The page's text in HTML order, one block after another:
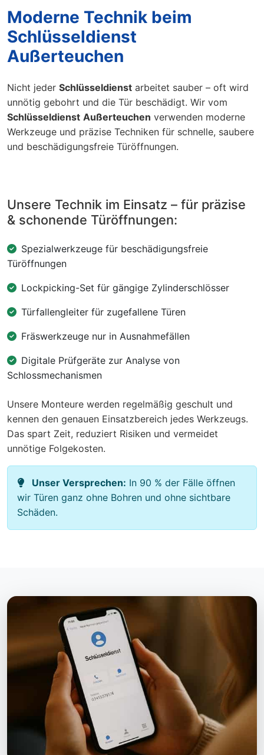
Moderne Technik beim
Schlüsseldienst
Außerteuchen
Nicht jeder Schlüsseldienst arbeitet sauber – oft wird
unnötig gebohrt und die Tür beschädigt. Wir vom
Schlüsseldienst Außerteuchen verwenden moderne
Werkzeuge und präzise Techniken für schnelle, saubere
und beschädigungsfreie Türöffnungen.
Unsere Technik im Einsatz – für präzise
& schonende Türöffnungen:
Spezialwerkzeuge für beschädigungsfreie
Türöffnungen
Lockpicking-Set für gängige Zylinderschlösser
Türfallengleiter für zugefallene Türen
Fräswerkzeuge nur in Ausnahmefällen
Digitale Prüfgeräte zur Analyse von
Schlossmechanismen
Unsere Monteure werden regelmäßig geschult und
kennen den genauen Einsatzbereich jedes Werkzeugs.
Das spart Zeit, reduziert Risiken und vermeidet
unnötige Folgekosten.
Unser Versprechen: In 90 % der Fälle öffnen
wir Türen ganz ohne Bohren und ohne sichtbare
Schäden.